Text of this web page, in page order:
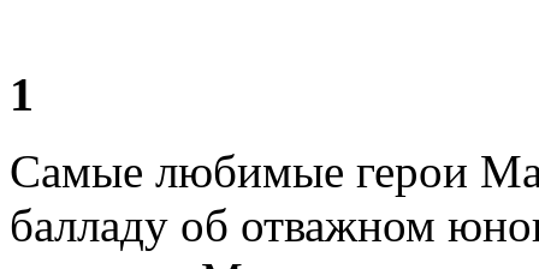
1
Самые любимые герои
балладу об отважном